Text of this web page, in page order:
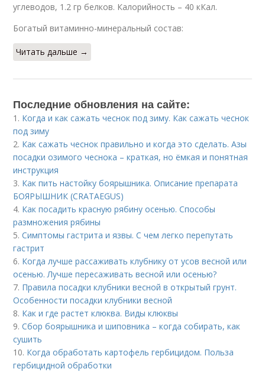
углеводов, 1.2 гр белков. Калорийность – 40 кКал.
Богатый витаминно-минеральный состав:
Читать дальше →
Последние обновления на сайте:
1. Когда и как сажать чеснок под зиму. Как сажать чеснок
под зиму
2. Как сажать чеснок правильно и когда это сделать. Азы
посадки озимого чеснока – краткая, но ёмкая и понятная
инструкция
3. Как пить настойку боярышника. Описание препарата
БОЯРЫШНИК (CRATAEGUS)
4. Как посадить красную рябину осенью. Способы
размножения рябины
5.Симптомы гастрита и язвы. С чем легко перепутать
гастрит
6. Когда лучше рассаживать клубнику от усов весной или
осенью. Лучше пересаживать весной или осенью?
7. Правила посадки клубники весной в открытый грунт.
Особенности посадки клубники весной
8. Как и где растет клюква. Виды клюквы
9.Сбор боярышника и шиповника – когда собирать, как
сушить
10. Когда обработать картофель гербицидом. Польза
гербицидной обработки